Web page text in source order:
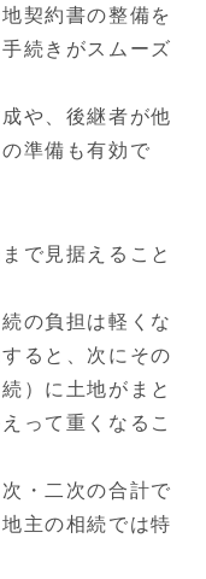
契約書の整備を
続きがスムーズ
や、後継者が他
準備も有効で
で見据えること
の負担は軽くな
ると、次にその
）に土地がまと
って重くなるこ
・二次の合計で
主の相続では特